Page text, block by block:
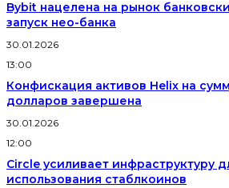
Bybit нацелена на рынок
запуск нео-банка
30.01.2026
13:00
Конфискация активов Helix на
долларов завершена
30.01.2026
12:00
Circle усиливает инфраструктуру
использования стаблкоинов